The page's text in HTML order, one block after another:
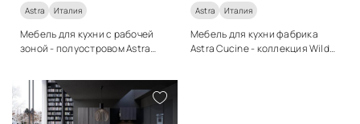
Astra Италия
Мебель для кухни с рабочей
зоной - полуостровом Astra
модерн
Подробнее
Astra Италия
Мебель для кухни фабрика
Astra Cucine - коллекция Wild